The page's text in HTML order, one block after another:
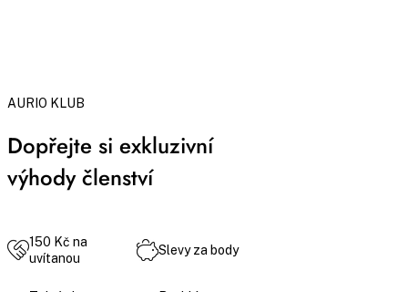
AURIO KLUB
Dopřejte si exkluzivní
výhody členství
150 Kč na
uvítanou
Slevy za body